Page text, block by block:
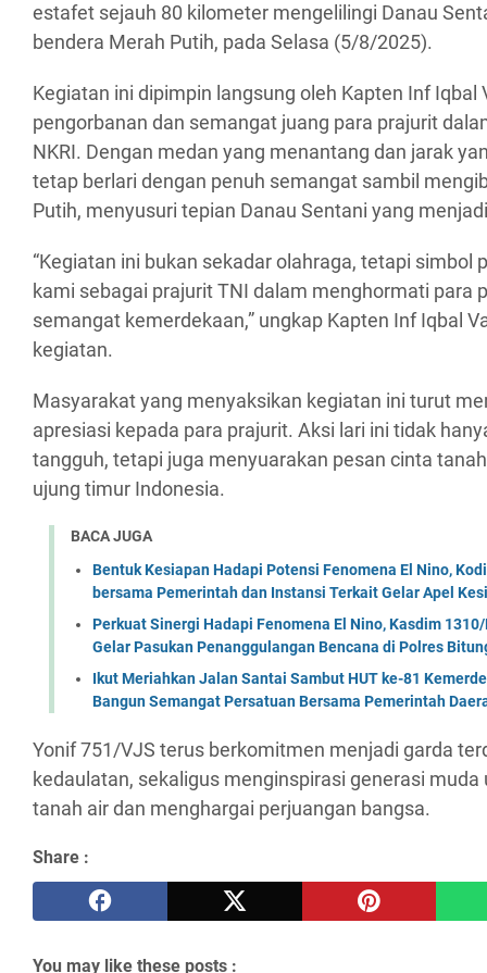
estafet sejauh 80 kilometer mengelilingi Danau
bendera Merah Putih, pada Selasa (5/8/2025).
Kegiatan ini dipimpin langsung oleh Kapten Inf Iqbal
pengorbanan dan semangat juang para prajurit
NKRI. Dengan medan yang menantang dan jarak
tetap berlari dengan penuh semangat sambil
Putih, menyusuri tepian Danau Sentani yang
“Kegiatan ini bukan sekadar olahraga, tetapi simbol
kami sebagai prajurit TNI dalam menghormati para
semangat kemerdekaan,” ungkap Kapten Inf Iqbal
kegiatan.
Masyarakat yang menyaksikan kegiatan ini turut
apresiasi kepada para prajurit. Aksi lari ini tidak
tangguh, tetapi juga menyuarakan pesan cinta
ujung timur Indonesia.
BACA JUGA
Bentuk Kesiapan Hadapi Potensi Fenomena El Nino,
bersama Pemerintah dan Instansi Terkait Gelar Apel
Perkuat Sinergi Hadapi Fenomena El Nino, Kasdim
Gelar Pasukan Penanggulangan Bencana di Polres
Ikut Meriahkan Jalan Santai Sambut HUT ke-81
Bangun Semangat Persatuan Bersama Pemerintah
Yonif 751/VJS terus berkomitmen menjadi garda
kedaulatan, sekaligus menginspirasi generasi
tanah air dan menghargai perjuangan bangsa.
Share :
You may like these posts :